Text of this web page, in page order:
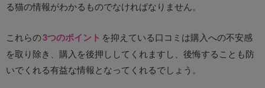
る猫の情報がわかるものでなければなりません。
これらの3つのポイント を抑えている口コミは購入への不安感
を取り除き、購入を後押ししてくれますし、後悔することも防
いでくれる有益な情報となってくれるでしょう。